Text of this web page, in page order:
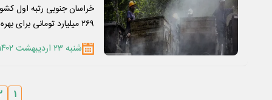
خراسان جنوبی رتبه اول
۲۶۹ میلیارد تومانی برای بهره…
شنبه ۲۳ اردیبهشت ۱۴۰۲
۱